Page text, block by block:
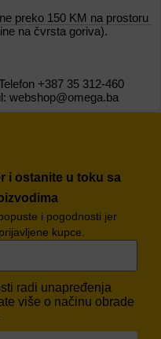
preko 150 KM na prostoru
na čvrsta goriva).
+387 35 312-460
webshop@omega.ba
i ostanite u toku sa
i pogodnosti jer
kupce.
radi unapređenja
više o načinu obrade